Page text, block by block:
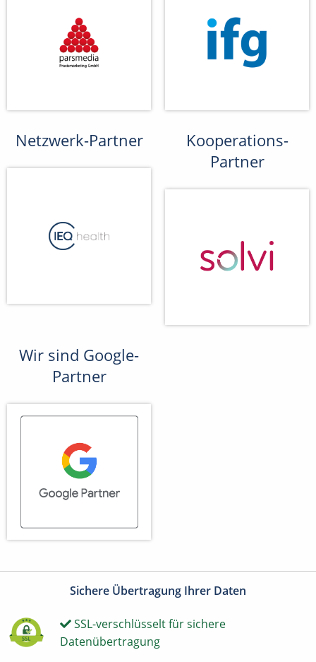
Netzwerk-Partner
Kooperations-
Partner
Wir sind Google-
Partner
Sichere Übertragung Ihrer Daten
SSL-verschlüsselt für sichere
Datenübertragung